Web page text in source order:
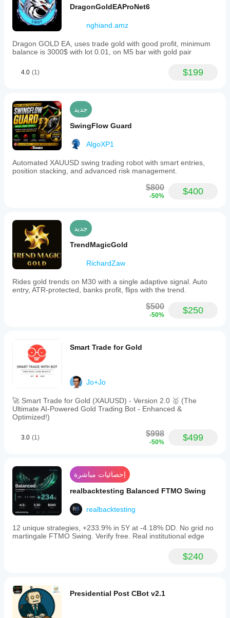
Average
(KAMA)
filter
true
market
and
reduce
a
dynamic
grid
spacing
based
on
the
Average
True
distances
according
to
current
market
volatility.
bot
uses
for
take
profit,
recalculating
real-
time
to
cycles
places
independent
"extra"
orders
with
trailing
to
capture
without
disrupting
the
core
استخدام
ملف
التحسين
على
كل
حساب؟
قد يختلف
الأداء
على
والفروقات
وجودة
التنفيذ.
يساعدك
اختبار
البوت في
الخاصة
على فهم
DragonGoldEAProNet6
nghiand.amz
Dragon GOLD EA, uses trade gold with good profit, minimum
balance is 3000$ with lot 0.01, on M5 bar with gold pair
4.0 (1) $199
جديد
SwingFlow Guard
AlgoXP1
Automated XAUUSD swing trading robot with smart entries,
position stacking, and advanced risk management.
$800
-50% $400
جديد
TrendMagicGold
RichardZaw
Rides gold trends on M30 with a single adaptive signal. Auto
entry, ATR-protected, banks profit, flips with the trend.
$500
-50% $250
Smart Trade for Gold
Jo+Jo
🚀 Smart Trade for Gold (XAUUSD) - Version 2.0 🥇 (The
Ultimate AI-Powered Gold Trading Bot - Enhanced &
Optimized!)
3.0 (1) $998
-50% $499
إحصائيات مباشرة
realbacktesting Balanced FTMO Swing
realbacktesting
12 unique strategies, +233.9% in 5Y at -4.18% DD. No grid no
martingale FTMO Swing. Verify free. Real institutional edge
$240
Presidential Post CBot v2.1